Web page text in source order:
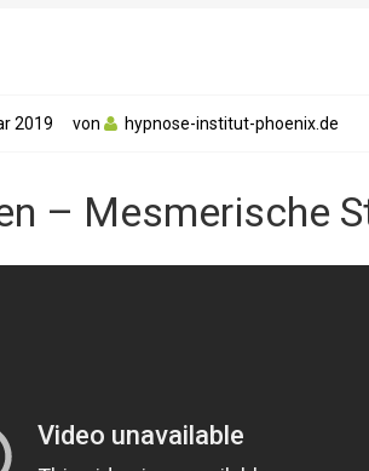
2019 von hypnose-institut-phoenix.de
– Mesmerische